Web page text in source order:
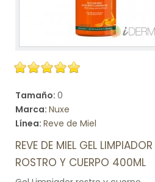
Tamaño: 0
Marca: Nuxe
Línea: Reve de Miel
REVE DE MIEL GEL
ROSTRO Y CUERPO 400ML